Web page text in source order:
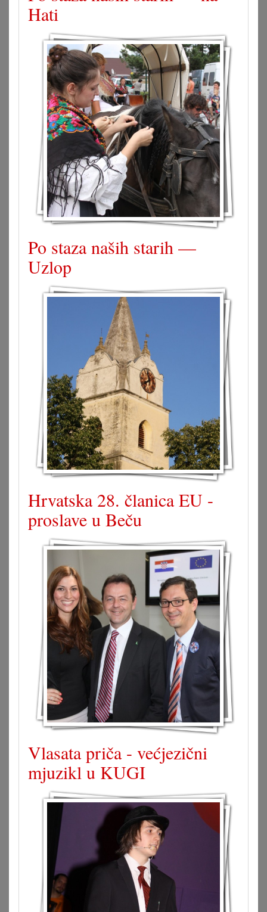
Hati
Po staza naših starih —
Uzlop
Hrvatska 28. članica EU -
proslave u Beču
Vlasata priča - većjezični
mjuzikl u KUGI